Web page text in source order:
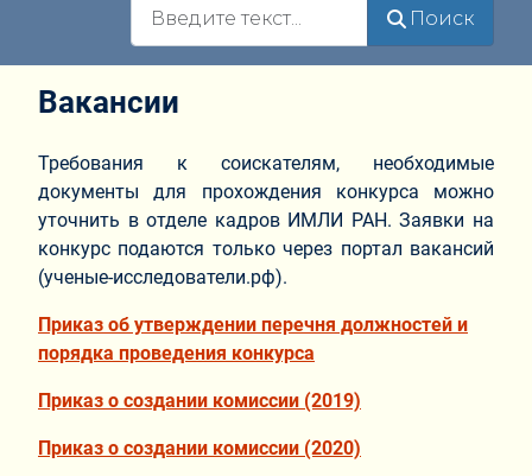
Поиск
Вакансии
Требования к соискателям, необходимые
документы для прохождения конкурса можно
уточнить в отделе кадров ИМЛИ РАН. Заявки на
конкурс подаются только через портал вакансий
(ученые-исследователи.рф).
Приказ об утверждении перечня должностей и
порядка проведения конкурса
Приказ о создании комиссии (2019)
Приказ о создании комиссии (2020)